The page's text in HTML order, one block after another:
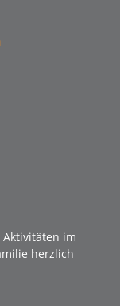
Aktivitäten im
herzlich